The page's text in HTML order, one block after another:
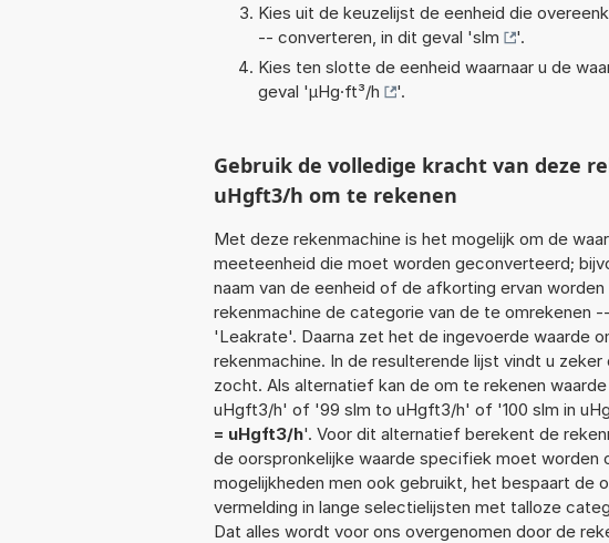
Kies uit de keuzelijst de eenheid die
-- converteren, in dit geval 'slm
'.
Kies ten slotte de eenheid waarnaar u de
geval 'µHg·ft³/h '.
Gebruik de volledige kracht van deze
uHgft3/h om te rekenen
Met deze rekenmachine is het mogelijk om de
meeteenheid die moet worden geconverteerd;
naam van de eenheid of de afkorting ervan
rekenmachine de categorie van de te omrekenen
'Leakrate'. Daarna zet het de ingevoerde waarde
rekenmachine. In de resulterende lijst vindt u
zocht. Als alternatief kan de om te rekenen
uHgft3/h' of '99 slm to uHgft3/h' of '100 slm in
= uHgft3/h'. Voor dit alternatief berekent de
de oorspronkelijke waarde specifiek moet worden
mogelijkheden men ook gebruikt, het bespaart de
vermelding in lange selectielijsten met talloze
Dat alles wordt voor ons overgenomen door de